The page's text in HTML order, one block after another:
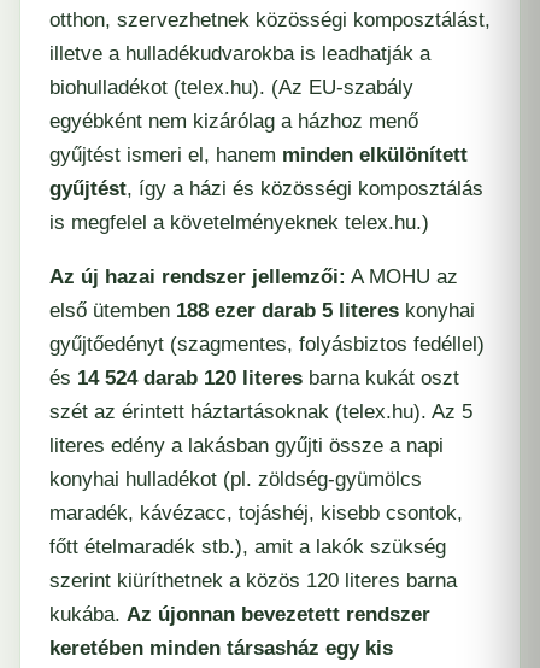
otthon, szervezhetnek közösségi komposztálást,
illetve a hulladékudvarokba is leadhatják a
biohulladékot​ (​telex.hu). (Az EU-szabály
egyébként nem kizárólag a házhoz menő
gyűjtést ismeri el, hanem minden elkülönített
gyűjtést, így a házi és közösségi komposztálás
is megfelel a követelményeknek ​ telex.hu.)
Az új hazai rendszer jellemzői: A MOHU az
első ütemben 188 ezer darab 5 literes konyhai
gyűjtőedényt (szagmentes, folyásbiztos fedéllel)
és 14 524 darab 120 literes barna kukát oszt
szét az érintett háztartásoknak (​telex.hu). Az 5
literes edény a lakásban gyűjti össze a napi
konyhai hulladékot (pl. zöldség-gyümölcs
maradék, kávézacc, tojáshéj, kisebb csontok,
főtt ételmaradék stb.), amit a lakók szükség
szerint kiüríthetnek a közös 120 literes barna
kukába. Az újonnan bevezetett rendszer
keretében minden társasház egy kis